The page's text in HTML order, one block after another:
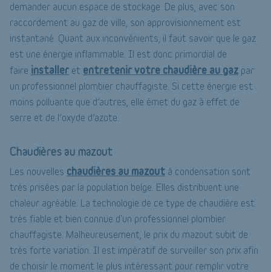
demander aucun espace de stockage. De plus, avec son
raccordement au gaz de ville, son approvisionnement est
instantané. Quant aux inconvénients, il faut savoir que le gaz
est une énergie inflammable. Il est donc primordial de
faire installer et entretenir votre chaudière au gaz par
un professionnel plombier chauffagiste. Si cette énergie est
moins polluante que d’autres, elle émet du gaz à effet de
serre et de l’oxyde d’azote.
Chaudières au mazout
Les nouvelles chaudières au mazout à condensation sont
très prisées par la population belge. Elles distribuent une
chaleur agréable. La technologie de ce type de chaudière est
très fiable et bien connue d'un professionnel plombier
chauffagiste. Malheureusement, le prix du mazout subit de
très forte variation. Il est impératif de surveiller son prix afin
de choisir le moment le plus intéressant pour remplir votre